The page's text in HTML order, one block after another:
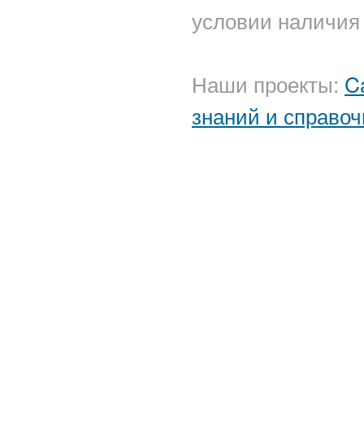
условии
Наши проекты:
знаний и